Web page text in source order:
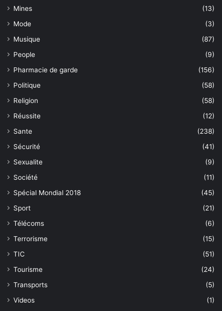
Mines
(13)
Mode
(3)
Musique
(87)
People
(9)
Pharmacie de garde
(156)
Politique
(58)
Religion
(58)
Réussite
(12)
Sante
(238)
Sécurité
(41)
Sexualite
(9)
Société
(11)
Spécial Mondial 2018
(45)
Sport
(21)
Télécoms
(6)
Terrorisme
(15)
TIC
(51)
Tourisme
(24)
Transports
(5)
Videos
(1)